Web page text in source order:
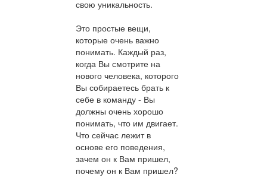
свою уникальность.
Это простые вещи,
которые очень важно
понимать. Каждый раз,
когда Вы смотрите на
нового человека, которого
Вы собираетесь брать к
себе в команду - Вы
должны очень хорошо
понимать, что им двигает.
Что сейчас лежит в
основе его поведения,
зачем он к Вам пришел,
почему он к Вам пришел?